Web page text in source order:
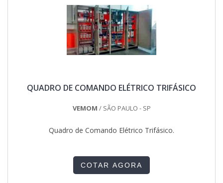
QUADRO DE COMANDO ELÉTRICO TRIFÁSICO
VEMOM / SÃO PAULO - SP
Quadro de Comando Elétrico Trifásico.
COTAR AGORA